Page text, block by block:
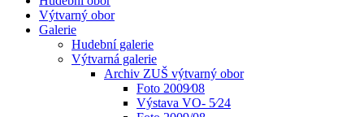
Výtvarný obor
Galerie
Hudební galerie
Výtvarná galerie
Archiv ZUŠ výtvarný obor
Foto 2009⁄08
Výstava VO- 5⁄24